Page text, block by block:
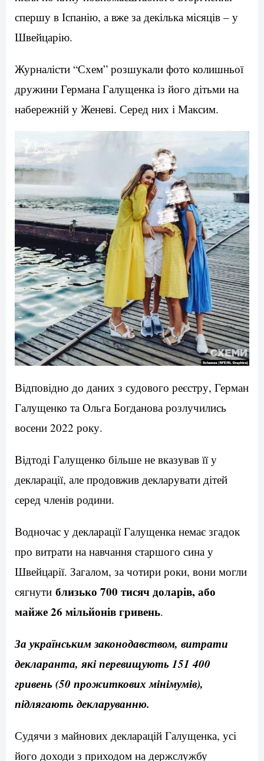
спершу в Іспанію, а вже за декілька місяців – у
Швейцарію.
Журналісти “Схем” розшукали фото колишньої
дружини Германа Галущенка із його дітьми на
набережній у Женеві. Серед них і Максим.
Відповідно до даних з судового реєстру, Герман
Галущенко та Ольга Богданова розлучились
восени 2022 року.
Відтоді Галущенко більше не вказував її у
декларації, але продовжив декларувати дітей
серед членів родини.
Водночас у декларації Галущенка немає згадок
про витрати на навчання старшого сина у
Швейцарії. Загалом, за чотири роки, вони могли
сягнути близько 700 тисяч доларів, або
майже 26 мільйонів гривень.
За українським законодавством, витрати
декларанта, які перевищують 151 400
гривень (50 прожиткових мінімумів),
підлягають декларуванню.
Судячи з майнових декларацій Галущенка, усі
його доходи з приходом на держслужбу